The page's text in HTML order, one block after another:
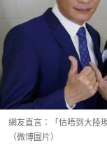
網友直言︰「估唔到大陸
（微博圖片）